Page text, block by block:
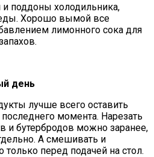
поддоны холодильника,
еды. Хорошо вымой все
лимонного сока для
день
лучше всего оставить
момента. Нарезать
и бутербродов можно заранее,
А смешивать и
перед подачей на стол.